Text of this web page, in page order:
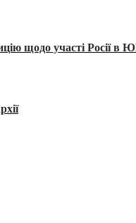
щодо участі Росії